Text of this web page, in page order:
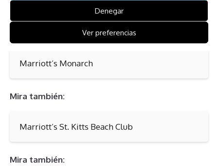
Denegar
Ver preferencias
de manera efectiva.
Marriott’s Monarch
Mira también:
Marriott’s St. Kitts Beach Club
Mira también: